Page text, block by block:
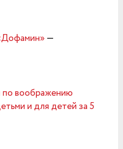
—
воображению
и для детей за 5